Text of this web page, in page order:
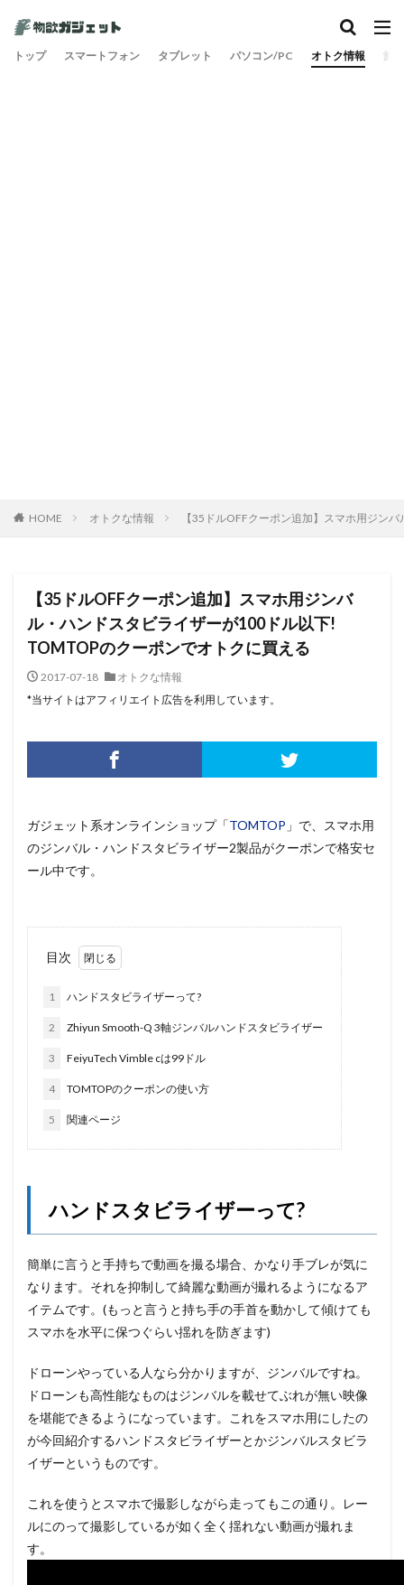
トップ スマートフォン タブレット パソコン/PC オトク情報 旅
HOME オトクな情報 【35ドルOFFクーポン追加】スマホ用ジン
【35ドルOFFクーポン追加】スマホ用ジンバ
ル・ハンドスタビライザーが100ドル以下!
TOMTOPのクーポンでオトクに買える
2017-07-18
オトクな情報
*当サイトはアフィリエイト広告を利用しています。
ガジェット系オンラインショップ「TOMTOP 」で、スマホ用
のジンバル・ハンドスタビライザー2製品がクーポンで格安セ
ール中です。
目次
1 ハンドスタビライザーって?
2 Zhiyun Smooth-Q 3軸ジンバルハンドスタビライザー
3 FeiyuTech Vimble cは99ドル
4 TOMTOPのクーポンの使い方
5 関連ページ
ハンドスタビライザーって?
簡単に言うと手持ちで動画を撮る場合、かなり手ブレが気に
なります。それを抑制して綺麗な動画が撮れるようになるア
イテムです。(もっと言うと持ち手の手首を動かして傾けても
スマホを水平に保つぐらい揺れを防ぎます)
ドローンやっている人なら分かりますが、ジンバルですね。
ドローンも高性能なものはジンバルを載せてぶれが無い映像
を堪能できるようになっています。これをスマホ用にしたの
が今回紹介するハンドスタビライザーとかジンバルスタビラ
イザーというものです。
これを使うとスマホで撮影しながら走ってもこの通り。レー
ルにのって撮影しているが如く全く揺れない動画が撮れま
す。
カテゴリー